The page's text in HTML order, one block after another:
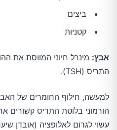
ביצים
קטניות
אבץ: מינרל חיוני המווסת את
התריס (TSH).
למעשה, חילוף החומרים של
הורמוני בלוטת התריס קשורים
עשוי לגרום לאלופציה (אובדן